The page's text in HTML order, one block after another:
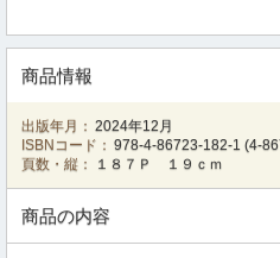
商品情報
出版年月： 2024年12月
ISBNコード： 978-4-86723-182-1 (4-
頁数・縦：
１８７Ｐ １９ｃｍ
商品の内容